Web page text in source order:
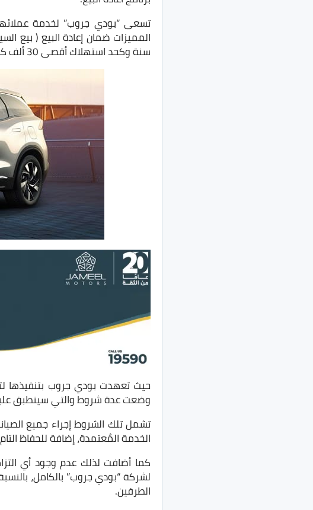
تسعى “بودي جروب” لخدمة عملائها
سنة وكحد استهلاك أقصى 30 ألف كم.
حيث تعهدت بودي جروب بتنفيذها
وضعت عدة شروط والتي سينطبق
تشمل تلك الشروط إجراء جميع
الخدمة المُعتمدة، إضافة للحفاظ
كما أضافت لذلك عدم وجود أي
لشركة “بودي جروب” بالكامل،
الطرفين.